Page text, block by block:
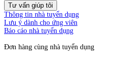
Tư vấn giúp tôi
Thông tin nhà tuyển dụng
Lưu ý dành cho ứng viên
Báo cáo nhà tuyển dụng
Đơn hàng cùng nhà tuyển dụng